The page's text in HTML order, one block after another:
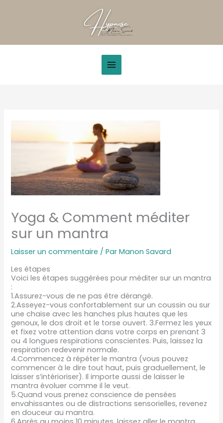
Yoga & Comment méditer
sur un mantra
Laisser un commentaire / ParManon Savard
Les étapes
Voici les étapes suggérées pour méditer sur un mantra
:
1.Assurez-vous de ne pas être dérangé.
2.Asseyez-vous confortablement sur un coussin ou sur
une chaise avec les hanches plus hautes que les
genoux, le dos droit et le torse ouvert. 3.Fermez les yeux
et fixez votre attention dans votre corps en prenant 3
ou 4 longues respirations conscientes. Puis, laissez la
respiration redevenir normale.
4.Commencez à répéter le mantra (vous pouvez
commencer à le dire tout haut, puis graduellement, le
laisser s’intérioriser). Il importe aussi de laisser le
mantra évoluer comme il le veut.
5.Quand vous prenez conscience de pensées
envahissantes ou de distractions sensorielles, revenez
en douceur au mantra.